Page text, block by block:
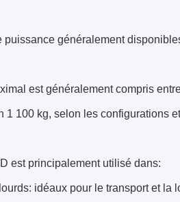
puissance généralement
est généralement compris
1 100 kg, selon les configurations
est principalement utilisé dans:
idéaux pour le transport et